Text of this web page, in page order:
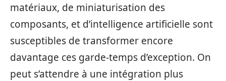
matériaux, de miniaturisation des
composants, et d’intelligence artificielle sont
susceptibles de transformer encore
davantage ces garde-temps d’exception. On
peut s’attendre à une intégration plus